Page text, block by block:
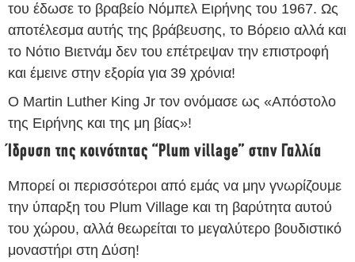
του έδωσε το βραβείο Νόμπελ Ειρήνης του 1967. Ως
αποτέλεσμα αυτής της βράβευσης, το Βόρειο αλλά και
το Νότιο Βιετνάμ δεν του επέτρεψαν την επιστροφή
και έμεινε στην εξορία για 39 χρόνια!
Ο Martin Luther King Jr τον ονόμασε ως «Απόστολο
της Ειρήνης και της μη βίας»!
Ίδρυση της κοινότητας “Plum village” στην Γαλλία
Μπορεί οι περισσότεροι από εμάς να μην γνωρίζουμε
την ύπαρξη του Plum Village και τη βαρύτητα αυτού
του χώρου, αλλά θεωρείται το μεγαλύτερο βουδιστικό
μοναστήρι στη Δύση!